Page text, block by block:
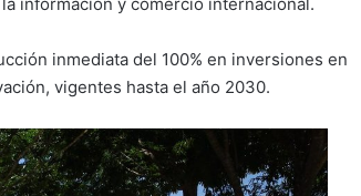
inmediata del 100% en inversiones en
vigentes hasta el año 2030.